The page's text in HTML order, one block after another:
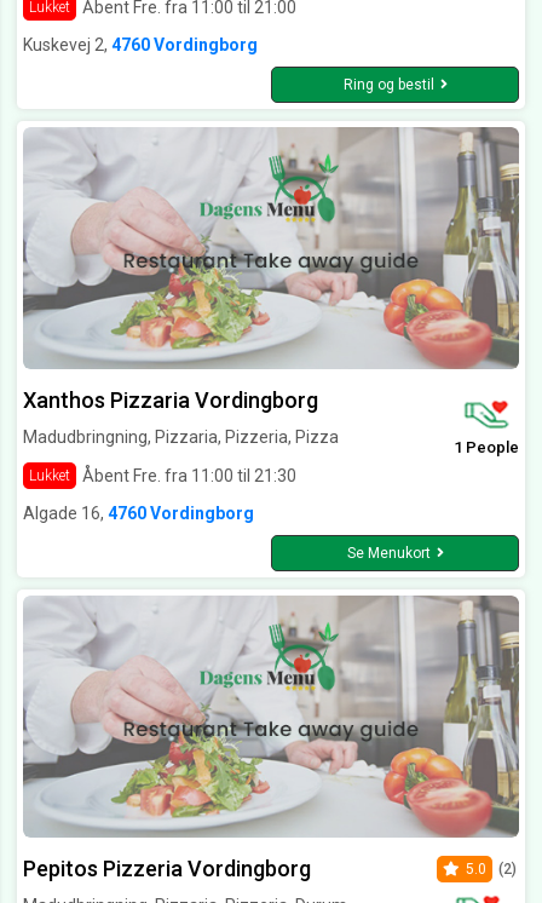
Lukket
Åbent Fre. fra 11:00 til 21:00
Kuskevej 2, 4760 Vordingborg
Ring og bestil
Xanthos Pizzaria Vordingborg
Madudbringning, Pizzaria, Pizzeria, Pizza
Lukket Åbent Fre. fra 11:00 til 21:30
1 People
Algade 16, 4760 Vordingborg
Se Menukort
Pepitos Pizzeria Vordingborg 5.0 (2)